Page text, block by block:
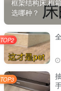
框架结构床,框
选哪种？
TOP2
TOP3